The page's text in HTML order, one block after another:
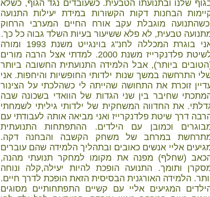
שלנו ובתנועתו הטבעית. כשעובדים נגד הגוף, כשלא
הבחנות דקות הקשורות במידת יעילות התנועה
מוגבלת עקב אורח החיים המערבי הרחוק
טבעית, לא פלא ששיעור בעיות השלד גבוה כל כך.
אני בוגרת המכללה לחנ"ג בוינגייט משנת 1993 ומורה
לשיטת פלדנקרייז משנת 2000. למדתי אצל הרבה מורים
ביותר), אבל הלמידה התנועתית החשובה ביותר
התרחשה במשך שנות ילדותי החופשיות והיחפות. אני
זוכרת את התחושה שהייתה לי כשהלכתי על הצינור
שחיבר בין שני הגדות של הוואדי בשכונה שבה
את החדווה המשחקית של ילדותי גיליתי לשמחתי
דרך שיטת פלדנקרייז ואני מביאה אותה לעבודתי עם
וכמובן עם הילדים. ההתפתחות התנועתית
במרחב של משחק הקשבה והבחנה דקה.
אליי אנשים כאובים ובתהליך הלמידה שהם עוברים
(שחלף) מפנה את מקומו למחקר תנועתי מהנה,
ותומך. התנועה הופכת להיות יעילה,קלה ונוחה
הלמידה האורגנית הבסיסית הזאת הופכת לדרך חיים.
המגיעים אליי עם קשיים התפתחותיים מסוגים